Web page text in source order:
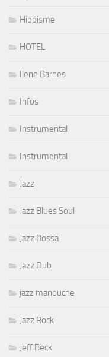
Hippisme
HOTEL
Ilene Barnes
Infos
Instrumental
Instrumental
Jazz
Jazz Blues Soul
Jazz Bossa
Jazz Dub
jazz manouche
Jazz Rock
Jeff Beck